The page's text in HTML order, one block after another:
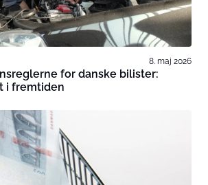
8. maj 2026
for danske bilister:
i fremtiden